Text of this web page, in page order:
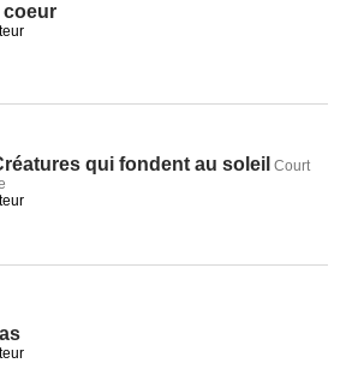
coeur
qui fondent au soleil Court